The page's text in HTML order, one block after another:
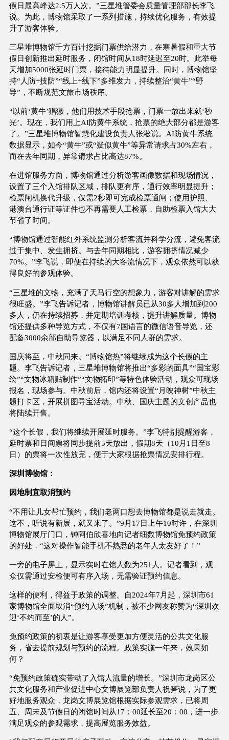
假日最高峰达2.5万人次。”三星堆管委会质量管理部部长李飞
说。为此，博物馆采取了一系列措施，持续优化服务，有效提
升了游客体验。
三星堆博物馆千方百计挖掘门票供给潜力，在寒暑假和重大节
假日创新推出延时服务，闭馆时间从18时延迟至20时。此举每
天增加5000张延时门票，接待能力明显提升。同时，博物馆坚
持“人防+技防”“线上+线下”多维发力，持续整治“黄牛”“野
导”，不断规范文旅市场秩序。
“以前‘黄牛’猖獗，他们用技术手段抢票，门票一放出来就‘秒
光’。现在，我们用上AI防黄牛系统，抢票的绝大部分都是游客
了。”三星堆博物馆智慧化建设负责人张淞说。AI防黄牛系统
数据显示，如今“黄牛”或“疑似黄牛”等异常请求占30%左右，
而在去年同期，异常请求占比高达87%。
在进馆服务方面，博物馆通过分析游客画像数据和现场情况，
设置了三个入馆排队区域，排队更有序，通行效率明显提升；
检票闸机换代升级，仅需2秒即可完成检票通闸；使用护照、
港澳台通行证等证件也不再需要人工检票，自助检票入馆大大
节省了时间。
“博物馆通过智能红外系统监测分析客流并科学分流，避免客流
过于集中、发生拥挤。与去年同期相比，游客拥挤情况减少
70%。”李飞说，即便在持续的大客流情况下，观众依然可以获
得良好的参观体验。
“三星堆的文物，充满了天马行空的想象力，游客对讲解的需求
很旺盛。”李飞告诉记者，博物馆讲解员已从30多人增加到200
多人，仍在持续招募，并定期培训考核，提升讲解质量。博物
馆还提供多种导览方式，不仅有7国语言的微信语音导览，还
配备3000余部自助导览器，以满足不同人群的需求。
国庆将至，中秋同来。“博物馆热”将继续成为这个长假的主
题。李飞告诉记者，三星堆博物馆将推出“多彩的面具”“国宝彩
绘”“文物冰箱贴制作”“文物拓印”等特色体验活动，观众可现场
报名，现场参与。中秋前后，馆内还将设置“月映神树”中秋主
题打卡区，开展拼图寻宝活动。中秋、国庆主题的文创产品也
将陆续开售。
“这个长假，我们将继续开展延时服务。”李飞特别提醒游客，
延时票和日间票将同步提前5天放出，假期8天（10月1日至8
日）的票将一次性放完，便于大家根据抢票情况安排行程。
深圳博物馆：
因地制宜取消预约
“不用让儿女帮忙预约，我们老两口想去博物馆都是说走就走。
这不，听说有新展，就又来了。”9月17日上午10时许，在深圳
博物馆展厅门口，钟阿伯欣喜地向记者细数博物馆免预约政策
的好处，“这对操作智能手机不熟悉的老年人太友好了！”
一旁的电子屏上，显示实时在馆人数为251人。记者看到，观
众仅需通过安检便可有序入场，无需验证预约信息。
这样的便利，得益于政策的调整。自2024年7月起，深圳市61
家博物馆全面取消“预约入场”机制，被不少网友称赞为“深圳欢
迎‘不约而至’的人”。
免预约政策的初衷是让游客享受更加方便灵活的公共文化服
务，省去提前规划与预约的流程。政策实施一年来，效果如
何？
“免预约政策确实带动了入馆人流量的增长。”深圳市龙岗区公
共文化服务和产业促进中心文博展览部负责人祝笋说，为了更
好地服务观众，龙岗文博展览馆根据实际参观需求，已将周
五、周末及节假日的闭馆时间从17：00延长至20：00，进一步
满足观众的参观需求，提高展览服务效益。